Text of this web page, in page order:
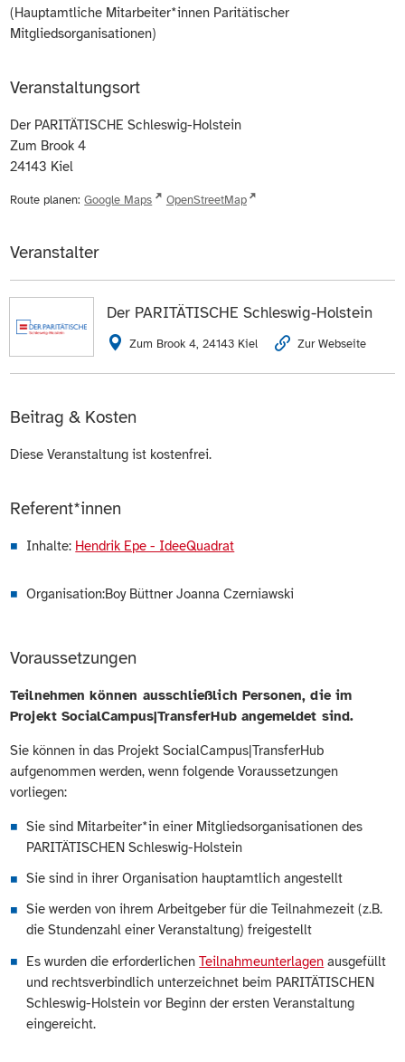
(Hauptamtliche Mitarbeiter*innen Paritätischer
Mitgliedsorganisationen)
Veranstaltungsort
Der PARITÄTISCHE Schleswig-Holstein
Zum Brook 4
24143 Kiel
Route planen: Google Maps OpenStreetMap
Veranstalter
Der PARITÄTISCHE Schleswig-Holstein
Zum Brook 4, 24143 Kiel Zur Webseite
Beitrag & Kosten
Diese Veranstaltung ist kostenfrei.
Referent*innen
Inhalte: Hendrik Epe - IdeeQuadrat
Organisation:Boy Büttner Joanna Czerniawski
Voraussetzungen
Teilnehmen können ausschließlich Personen, die im
Projekt SocialCampus|TransferHub angemeldet sind.
Sie können in das Projekt SocialCampus|TransferHub
aufgenommen werden, wenn folgende Voraussetzungen
vorliegen:
Sie sind Mitarbeiter*in einer Mitgliedsorganisationen des
PARITÄTISCHEN Schleswig-Holstein
Sie sind in ihrer Organisation hauptamtlich angestellt
Sie werden von ihrem Arbeitgeber für die Teilnahmezeit (z.B.
die Stundenzahl einer Veranstaltung) freigestellt
Es wurden die erforderlichenTeilnahmeunterlagen ausgefüllt
und rechtsverbindlich unterzeichnet beim PARITÄTISCHEN
Schleswig-Holstein vor Beginn der ersten Veranstaltung
eingereicht.